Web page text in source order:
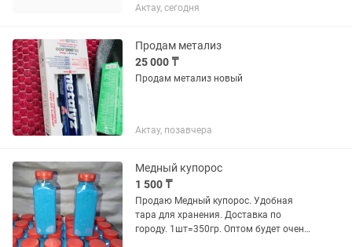
Актау, сегодня
Продам метализ
25 000 ₸
Продам метализ новый
Актау, позавчера
Медный купорос
1 500 ₸
Продаю Медный купорос. Удобная
тара для хранения. Доставка по
городу. 1шт=350гр. Оптом будет очень